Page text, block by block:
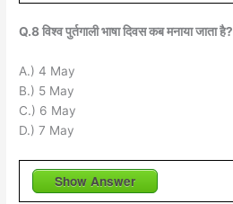
Q.8 विश्व पुर्तगाली भाषा दिवस कब मनाया जाता है?
A.) 4 May
B.) 5 May
C.) 6 May
D.) 7 May
Show Answer